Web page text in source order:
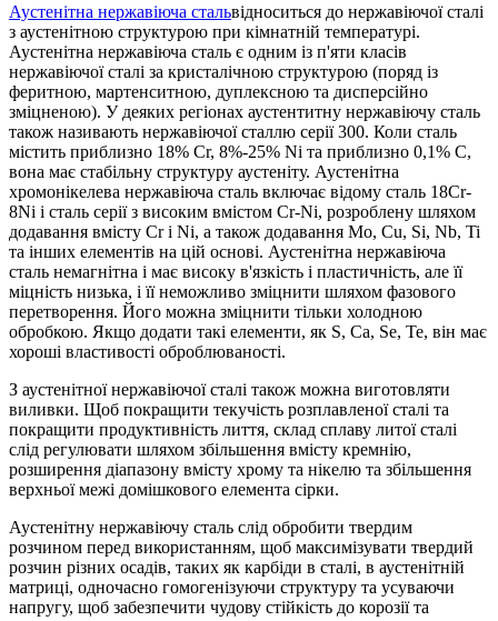
Аустенітна нержавіюча стальвідноситься до нержавіючої сталі
з аустенітною структурою при кімнатній температурі.
Аустенітна нержавіюча сталь є одним із п'яти класів
нержавіючої сталі за кристалічною структурою (поряд із
феритною, мартенситною, дуплексною та дисперсійно
зміцненою). У деяких регіонах аустентитну нержавіючу сталь
також називають нержавіючої сталлю серії 300. Коли сталь
містить приблизно 18% Cr, 8%-25% Ni та приблизно 0,1% C,
вона має стабільну структуру аустеніту. Аустенітна
хромонікелева нержавіюча сталь включає відому сталь 18Cr-
8Ni і сталь серії з високим вмістом Cr-Ni, розроблену шляхом
додавання вмісту Cr і Ni, а також додавання Mo, Cu, Si, Nb, Ti
та інших елементів на цій основі. Аустенітна нержавіюча
сталь немагнітна і має високу в'язкість і пластичність, але її
міцність низька, і її неможливо зміцнити шляхом фазового
перетворення. Його можна зміцнити тільки холодною
обробкою. Якщо додати такі елементи, як S, Ca, Se, Te, він має
хороші властивості оброблюваності.
З аустенітної нержавіючої сталі також можна виготовляти
виливки. Щоб покращити текучість розплавленої сталі та
покращити продуктивність лиття, склад сплаву литої сталі
слід регулювати шляхом збільшення вмісту кремнію,
розширення діапазону вмісту хрому та нікелю та збільшення
верхньої межі домішкового елемента сірки.
Аустенітну нержавіючу сталь слід обробити твердим
розчином перед використанням, щоб максимізувати твердий
розчин різних осадів, таких як карбіди в сталі, в аустенітній
матриці, одночасно гомогенізуючи структуру та усуваючи
напругу, щоб забезпечити чудову стійкість до корозії та